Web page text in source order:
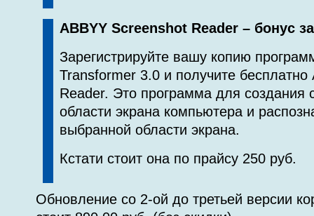
ABBYY Screenshot Reader – бонус
Зарегистрируйте вашу копию
Transformer 3.0 и получите бесплатно
Reader. Это программа для создания
области экрана компьютера и
выбранной области экрана.
Кстати стоит она по прайсу 250 руб.
Обновление со 2-ой до третьей версии